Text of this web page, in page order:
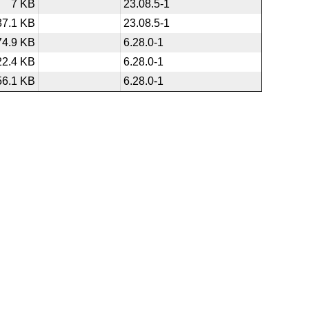
7 KB
23.08.5-1
KB
23.08.5-1
KB
6.28.0-1
KB
6.28.0-1
KB
6.28.0-1